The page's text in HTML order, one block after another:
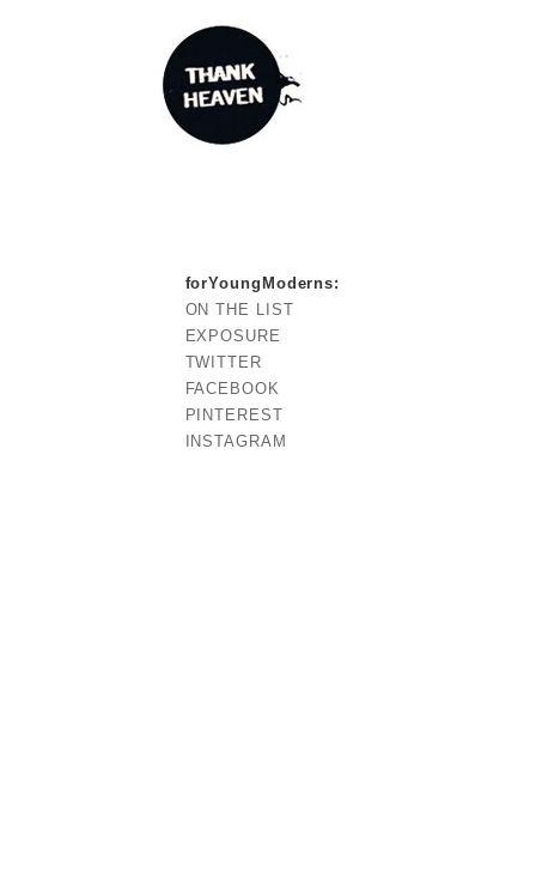
forYoungModerns:
ON THE LIST
EXPOSURE
TWITTER
FACEBOOK
PINTEREST
INSTAGRAM